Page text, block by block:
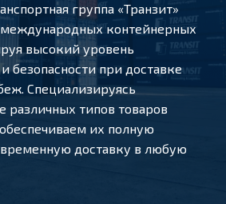
группа «Транзит»
международных контейнерных
высокий уровень
безопасности при доставке
Специализируясь
различных типов товаров
их полную
доставку в любую